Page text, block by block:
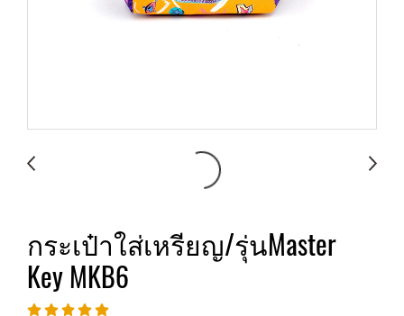
กระเป๋าใส่เหรียญ/รุ่นMaster
Key MKB6